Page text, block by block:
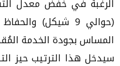
الرغبة في خفض معدل
(حوالي 9 شيكل)
المساس بجودة الخدمة